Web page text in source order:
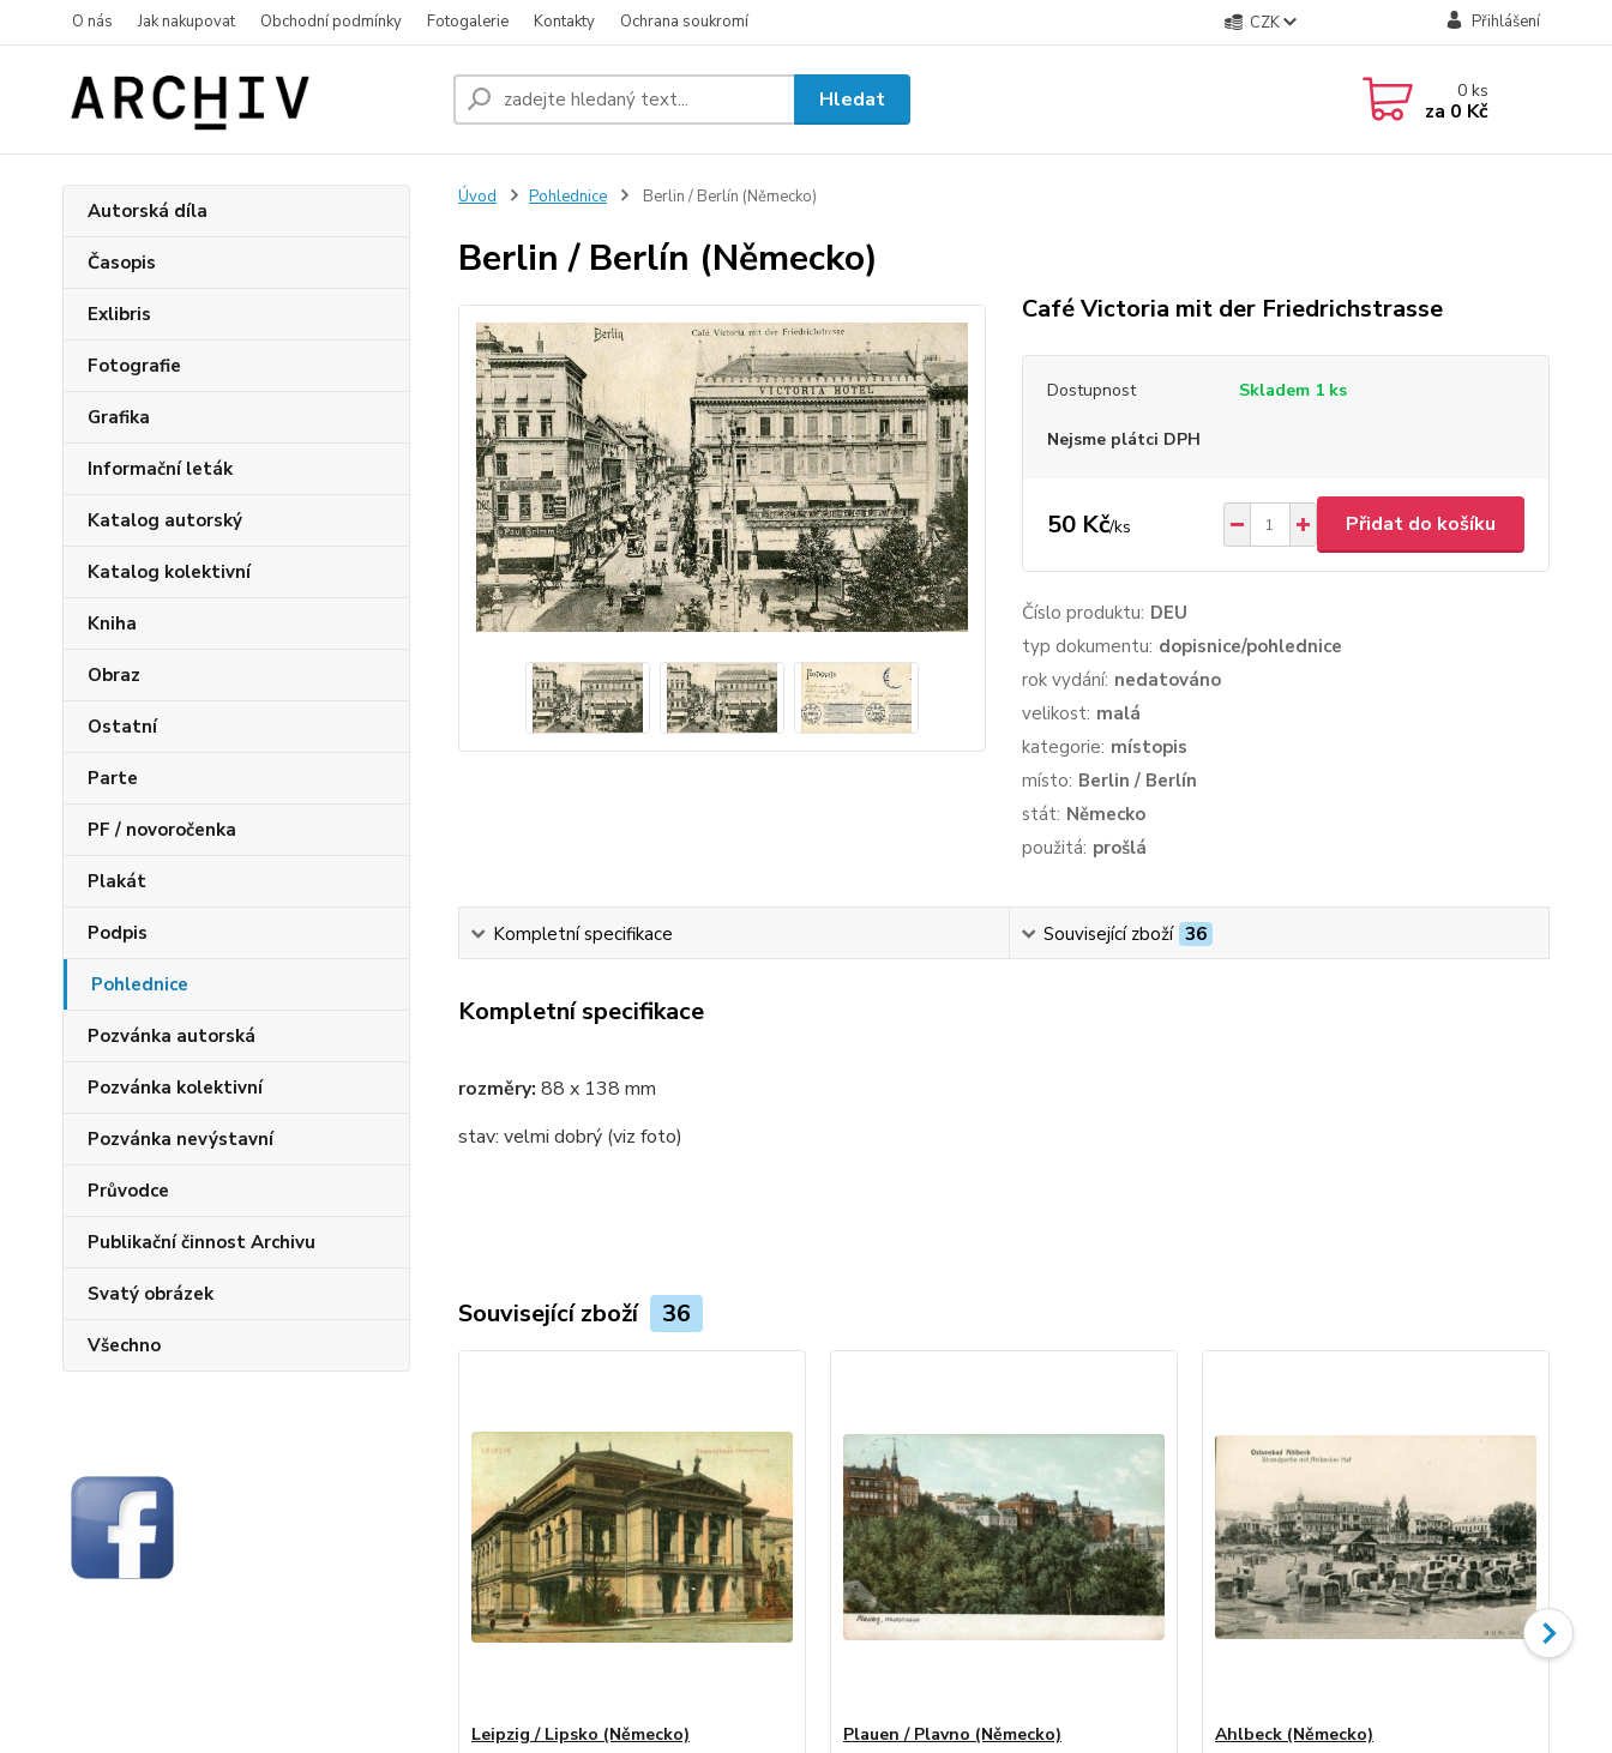
O nás Jak nakupovat Obchodní podmínky Fotogalerie Kontakty Ochrana soukromí CZK Přihlášení
Hledat 0ks
za 0 Kč
Autorská díla
Časopis
Exlibris
Fotografie
Grafika
Informační leták
Katalog autorský
Katalog kolektivní
Kniha
Obraz
Ostatní
Parte
PF / novoročenka
Plakát
Podpis
Pohlednice
Pozvánka autorská
Pozvánka kolektivní
Pozvánka nevýstavní
Průvodce
Publikační činnost Archivu
Svatý obrázek
Všechno
Úvod Pohlednice Berlin / Berlín (Německo)
Berlin / Berlín (Německo)
Café Victoria mit der Friedrichstrasse
Dostupnost Skladem 1 ks
Nejsme plátci DPH
50 Kč/ks Přidat do košíku
Číslo produktu: DEU
typ dokumentu: dopisnice/pohlednice
rok vydání: nedatováno
velikost: malá
kategorie: místopis
místo: Berlin / Berlín
stát: Německo
použitá: prošlá
Kompletní specifikace Související zboží 36
Kompletní specifikace
rozměry: 88 x 138 mm
stav: velmi dobrý (viz foto)
Související zboží 36
Leipzig / Lipsko (Německo) Plauen / Plavno (Německo) Ahlbeck (Německo)